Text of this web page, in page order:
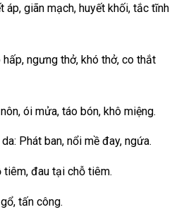
áp, giãn mạch, huyết khối, tắc tĩnh
ngưng thở, khó thở, co thắt
ói mửa, táo bón, khô miệng.
Phát ban, nổi mề đay, ngứa.
đau tại chỗ tiêm.
tấn công.